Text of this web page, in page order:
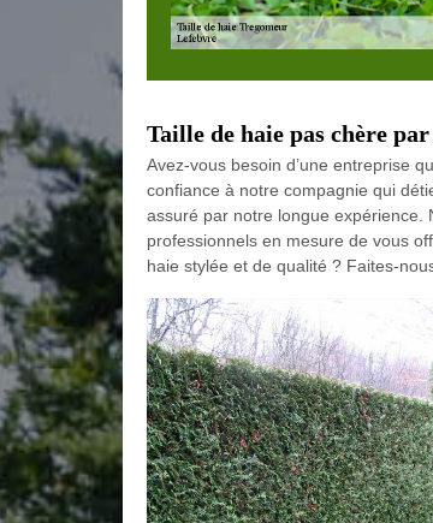
Taille de haie pas chère
Avez-vous besoin d’une entreprise
confiance à notre compagnie qui
assuré par notre longue expérience.
professionnels en mesure de vous
haie stylée et de qualité ? Faites-